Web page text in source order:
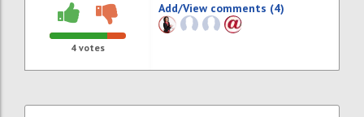
4 votes
Add/View comments (4)